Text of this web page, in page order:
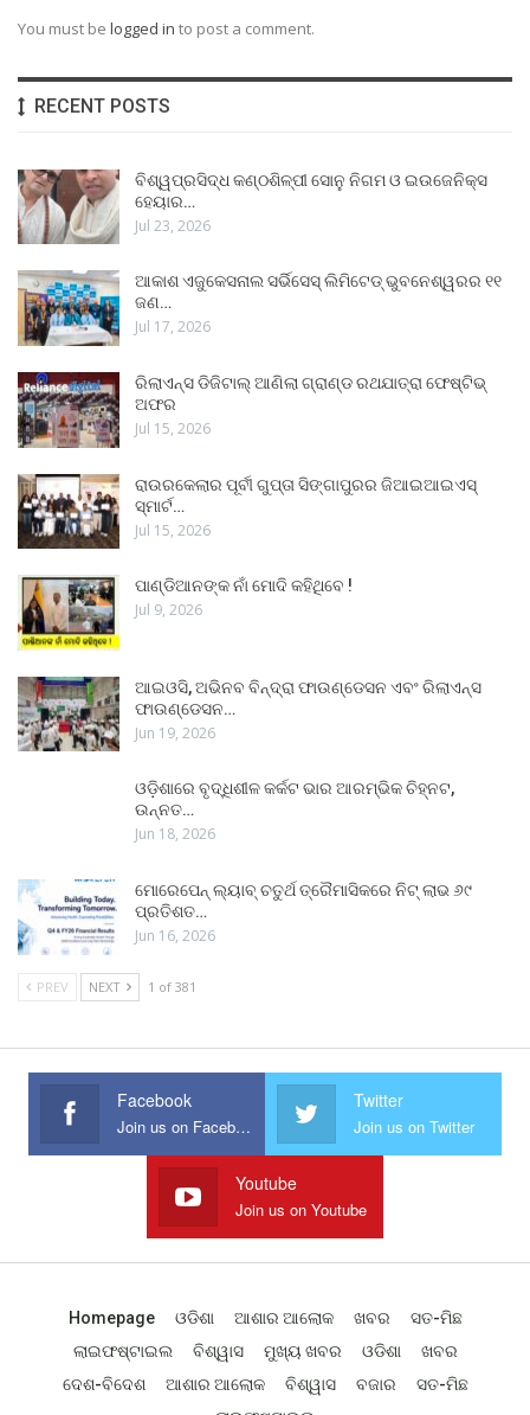
You must be logged in to post a comment.
RECENT POSTS
ବିଶ୍ୱପ୍ରସିଦ୍ଧ କଣ୍ଠଶିଳ୍ପୀ ସୋନୁ ନିଗମ ଓ ଇଉଜେନିକ୍ସ
ହେୟାର…
Jul 23, 2026
ଆକାଶ ଏଜୁକେସନାଲ ସର୍ଭିସେସ୍ ଲିମିଟେଡ୍ ଭୁବନେଶ୍ୱରର ୧୧
ଜଣ…
Jul 17, 2026
ରିଲାଏନ୍ସ ଡିଜିଟାଲ୍ ଆଣିଲା ଗ୍ରାଣ୍ଡ ରଥଯାତ୍ରା ଫେଷ୍ଟିଭ୍
ଅଫର
Jul 15, 2026
ରାଉରକେଲାର ପୂର୍ବୀ ଗୁପ୍ତା ସିଙ୍ଗାପୁରର ଜିଆଇଆଇଏସ୍
ସ୍ମାର୍ଟ…
Jul 15, 2026
ପାଣ୍ଡିଆନଙ୍କ ନାଁ ମୋଦି କହିଥିବେ !
Jul 9, 2026
ଆଇଓସି, ଅଭିନବ ବିନ୍ଦ୍ରା ଫାଉଣ୍ଡେସନ ଏବଂ ରିଲାଏନ୍ସ
ଫାଉଣ୍ଡେସନ…
Jun 19, 2026
ଓଡ଼ିଶାରେ ବୃଦ୍ଧିଶୀଳ କର୍କଟ ଭାର ଆରମ୍ଭିକ ଚିହ୍ନଟ,
ଉନ୍ନତ…
Jun 18, 2026
ମୋରେପେନ୍ ଲ୍ୟାବ୍ ଚତୁର୍ଥ ତ୍ରୈମାସିକରେ ନିଟ୍ ଲାଭ ୬୯
ପ୍ରତିଶତ…
Jun 16, 2026
PREV NEXT 1 of 381
Facebook
Join us on Facebook
Twitter
Join us on Twitter
Youtube
Join us on Youtube
Homepage ଓଡିଶା ଆଶାର ଆଲୋକ ଖବର
ସତ-ମିଛ
ଲାଇଫଷ୍ଟାଇଲ
ବିଶ୍ୱାସ ମୁଖ୍ୟ ଖବର ଓଡିଶା
ଖବର
ଦେଶ-ବିଦେଶ
ଆଶାର ଆଲୋକ ବିଶ୍ୱାସ ବଜାର
ସତ-ମିଛ